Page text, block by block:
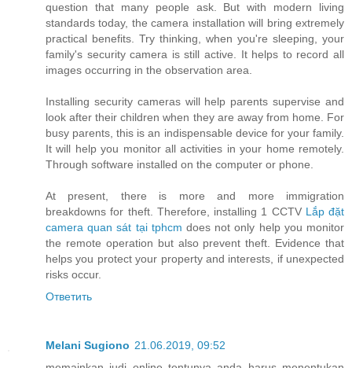
question that many people ask. But with modern living
standards today, the camera installation will bring extremely
practical benefits. Try thinking, when you're sleeping, your
family's security camera is still active. It helps to record all
images occurring in the observation area.
Installing security cameras will help parents supervise and
look after their children when they are away from home. For
busy parents, this is an indispensable device for your family.
It will help you monitor all activities in your home remotely.
Through software installed on the computer or phone.
At present, there is more and more immigration
breakdowns for theft. Therefore, installing 1 CCTV Lắp đặt
camera quan sát tại tphcm does not only help you monitor
the remote operation but also prevent theft. Evidence that
helps you protect your property and interests, if unexpected
risks occur.
Ответить
Melani Sugiono 21.06.2019, 09:52